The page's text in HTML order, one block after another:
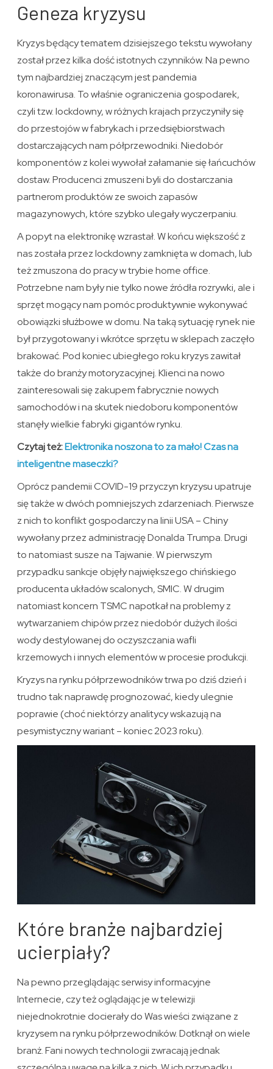
Geneza kryzysu
Kryzys będący tematem dzisiejszego tekstu wywołany
został przez kilka dość istotnych czynników. Na pewno
tym najbardziej znaczącym jest pandemia
koronawirusa. To właśnie ograniczenia gospodarek,
czyli tzw. lockdowny, w różnych krajach przyczyniły się
do przestojów w fabrykach i przedsiębiorstwach
dostarczających nam półprzewodniki. Niedobór
komponentów z kolei wywołał załamanie się łańcuchów
dostaw. Producenci zmuszeni byli do dostarczania
partnerom produktów ze swoich zapasów
magazynowych, które szybko ulegały wyczerpaniu.
A popyt na elektronikę wzrastał. W końcu większość z
nas została przez lockdowny zamknięta w domach, lub
też zmuszona do pracy w trybie home office.
Potrzebne nam były nie tylko nowe źródła rozrywki, ale i
sprzęt mogący nam pomóc produktywnie wykonywać
obowiązki służbowe w domu. Na taką sytuację rynek nie
był przygotowany i wkrótce sprzętu w sklepach zaczęło
brakować. Pod koniec ubiegłego roku kryzys zawitał
także do branży motoryzacyjnej. Klienci na nowo
zainteresowali się zakupem fabrycznie nowych
samochodów i na skutek niedoboru komponentów
stanęły wielkie fabryki gigantów rynku.
Czytaj też:Elektronika noszona to za mało! Czas na
inteligentne maseczki?
Oprócz pandemii COVID-19 przyczyn kryzysu upatruje
się także w dwóch pomniejszych zdarzeniach. Pierwsze
z nich to konflikt gospodarczy na linii USA – Chiny
wywołany przez administrację Donalda Trumpa. Drugi
to natomiast susze na Tajwanie. W pierwszym
przypadku sankcje objęły największego chińskiego
producenta układów scalonych, SMIC. W drugim
natomiast koncern TSMC napotkał na problemy z
wytwarzaniem chipów przez niedobór dużych ilości
wody destylowanej do oczyszczania wafli
krzemowych i innych elementów w procesie produkcji.
Kryzys na rynku półprzewodników trwa po dziś dzień i
trudno tak naprawdę prognozować, kiedy ulegnie
poprawie (choć niektórzy analitycy wskazują na
pesymistyczny wariant – koniec 2023 roku).
Które branże najbardziej
ucierpiały?
Na pewno przeglądając serwisy informacyjne
Internecie, czy też oglądając je w telewizji
niejednokrotnie docierały do Was wieści związane z
kryzysem na rynku półprzewodników. Dotknął on wiele
branż. Fani nowych technologii zwracają jednak